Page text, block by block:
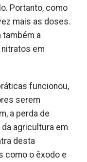
Portanto, como
mais as doses.
também a
em
funcionou,
serem
a perda de
agricultura em
desta
como o êxodo e